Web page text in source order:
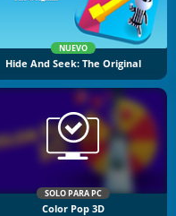
NUEVO
Hide And Seek: The Original
SOLO PARA PC
Color Pop 3D